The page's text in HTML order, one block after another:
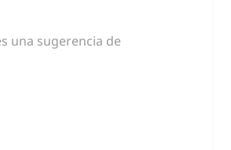
una sugerencia de